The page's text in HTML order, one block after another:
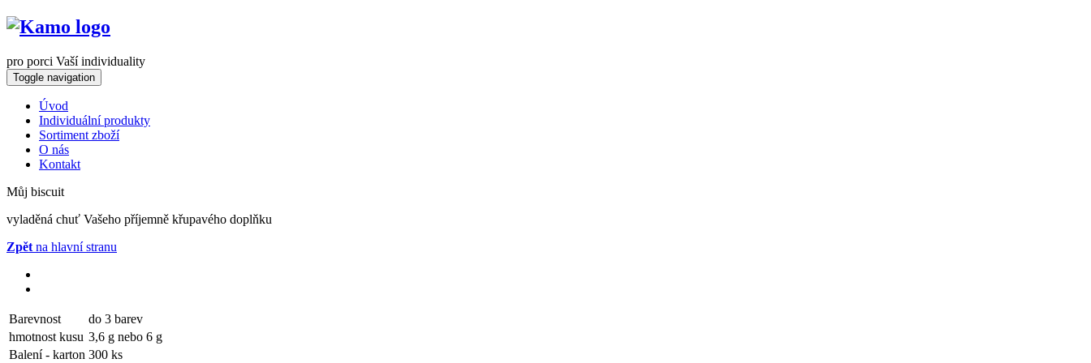
pro porci Vaší individuality
Toggle navigation
Úvod
Individuální produkty
Sortiment zboží
O nás
Kontakt
Můj biscuit
vyladěná chuť Vašeho příjemně křupavého doplňku
Zpět na hlavní stranu
Barevnost
do 3 barev
hmotnost kusu 3,6 g nebo 6 g
Balení - karton 300 ks